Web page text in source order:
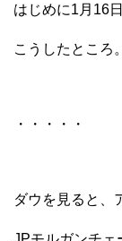
はじめに1月16
こうしたところ。
・・・・・
ダウを見ると、